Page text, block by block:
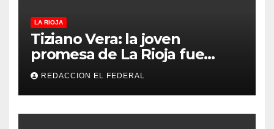
LA RIOJA
Tiziano Vera: la joven
promesa de La Rioja fue
convocado a la Selección
Argentina sub-15
REDACCION EL FEDERAL